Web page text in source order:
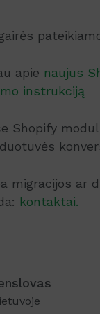
apie naujus
instrukciją
Shopify
migracijos ar
kontaktai.